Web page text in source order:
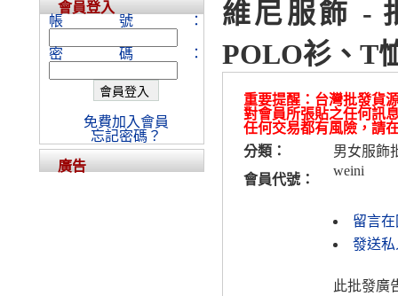
維尼服飾 -
POLO衫、T
重要提醒：台灣批發貨
對會員所張貼之任何訊
任何交易都有風險，請
分類：
男女服飾
會員代號：
weini
留言
發送
此批發廣
會員登入
帳號：
密碼：
免費加入會員
忘記密碼？
廣告